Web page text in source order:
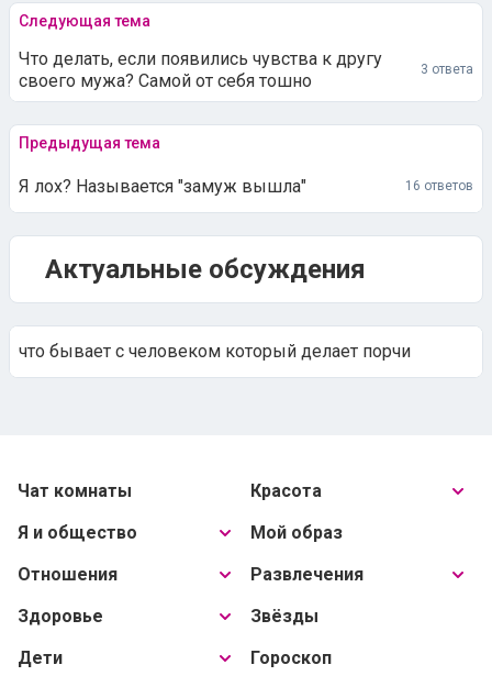
Следующая тема
Что делать, если появились чувства к другу
своего мужа? Самой от себя тошно
3 ответа
Предыдущая тема
Я лох? Называется "замуж вышла" 16 ответов
Актуальные обсуждения
что бывает с человеком который делает порчи
Чат комнаты
Я и общество
Отношения
Здоровье
Дети
Красота
Мой образ
Развлечения
Звёзды
Гороскоп